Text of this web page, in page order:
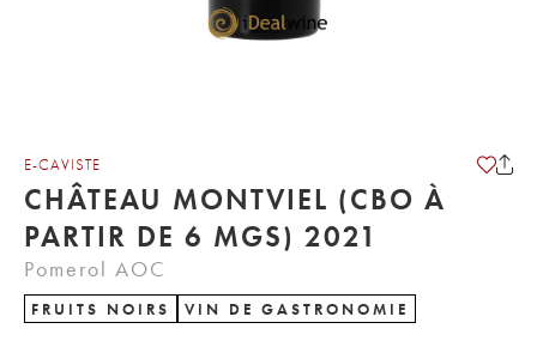
E-CAVISTE
CHÂTEAU MONTVIEL (CBO À
PARTIR DE 6 MGS) 2021
Pomerol AOC
FRUITS NOIRS VIN DE GASTRONOMIE